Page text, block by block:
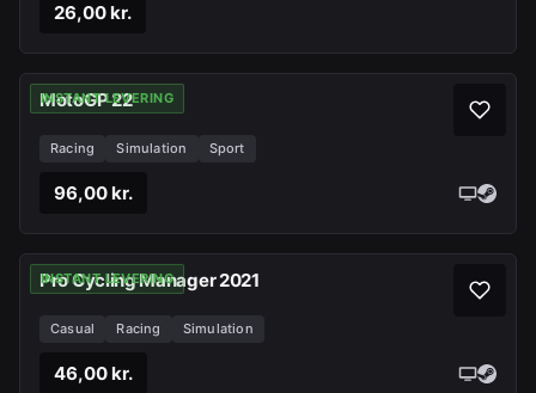
26,00 kr.
INSTANT LEVERING
MotoGP 22
Racing Simulation Sport
96,00 kr.
INSTANT LEVERING
Pro Cycling Manager 2021
Casual Racing Simulation
46,00 kr.